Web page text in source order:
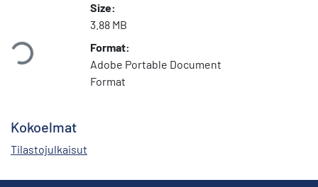
Size:
3.88 MB
Format:
Adobe Portable Document
Format
Kokoelmat
Tilastojulkaisut